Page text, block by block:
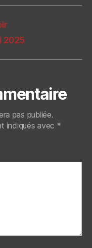
2025
pas publiée.
indiqués avec *